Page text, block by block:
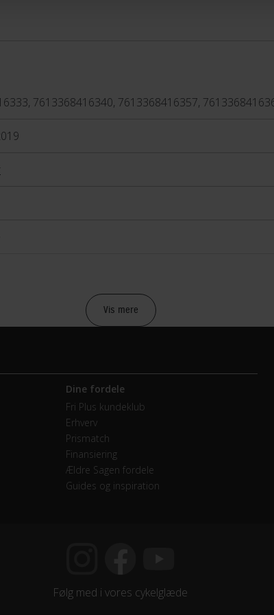
køreposition.
på
7613368416340, 7613368416357,
R2000 / 16 speed
ST-R2000
Vis mere
Dine fordele
Fri Plus kundeklub
Erhverv
Prismatch
Finansiering
Ældre Sagen fordele
Guides og inspiration
Følg med i vores cykelglæde